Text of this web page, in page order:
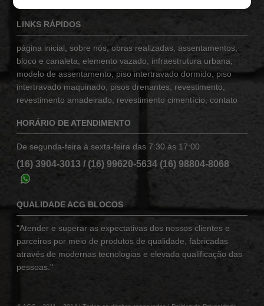
LINKS RÁPIDOS
página inicial ,sobre nós ,obras realizadas ,assentamentos
bloco e canaleta ,elemento vazado infraestrutura urbana
modelo de assentamento
piso intertravado dormido
piso
intertravado maquinado
pisos drenantes revestimento
revestimento amadeirado
revestimento cimentício ,contato
HORÁRIO DE ATENDIMENTO
De segunda-feira à sexta-feira das 7:30 às 17:00
(16) 3904-3013 / (16) 99620-5634 (16) 98804-8068
QUALIDADE ACG BLOCOS
"Atender e superar as expectativas dos nossos clientes e
parceiros por meio de produtos de qualidade, fabricadas
através de modernas tecnologias e elevada qualificação das
pessoas."